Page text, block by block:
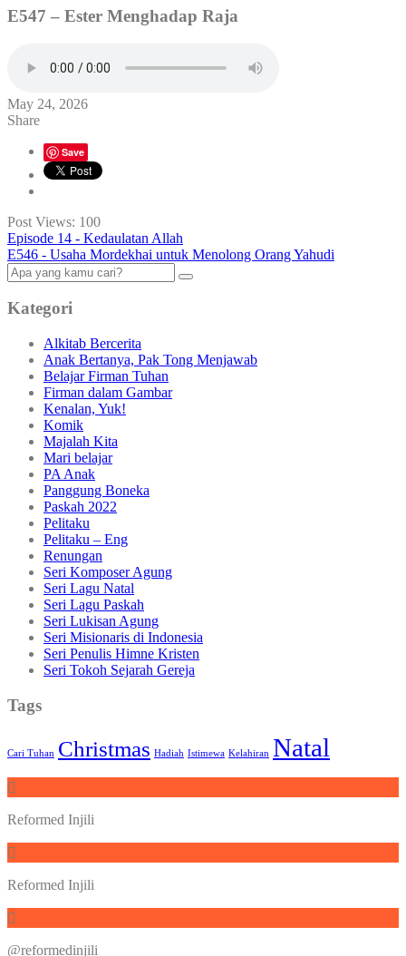
E547 – Ester Menghadap Raja
May 24, 2026
Share
Save
Post Views: 100
Episode 14 - Kedaulatan Allah
E546 - Usaha Mordekhai untuk Menolong Orang Yahudi
Kategori
Alkitab Bercerita
Anak Bertanya, Pak Tong Menjawab
Belajar Firman Tuhan
Firman dalam Gambar
Kenalan, Yuk!
Komik
Majalah Kita
Mari belajar
PA Anak
Panggung Boneka
Paskah 2022
Pelitaku
Pelitaku – Eng
Renungan
Seri Komposer Agung
Seri Lagu Natal
Seri Lagu Paskah
Seri Lukisan Agung
Seri Misionaris di Indonesia
Seri Penulis Himne Kristen
Seri Tokoh Sejarah Gereja
Tags
Cari Tuhan Christmas Hadiah Istimewa Kelahiran Natal
Reformed Injili
Reformed Injili
@reformedinjili